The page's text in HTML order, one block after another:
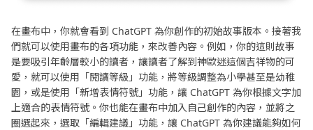
在畫布中，你就會看到 ChatGPT 為你創作的初始故事版本。接著我
們就可以使用畫布的各項功能，來改善內容。例如，你的這則故事
是要吸引年齡層較小的讀者，讓讀者了解到神歐迷這個吉祥物的可
愛，就可以使用「閱讀等級」功能，將等級調整為小學甚至是幼稚
園，或是使用「新增表情符號」功能，讓 ChatGPT 為你根據文字加
上適合的表情符號。你也能在畫布中加入自己創作的內容，並將之
圈選起來，選取「編輯建議」功能，讓 ChatGPT 為你建議能夠如何